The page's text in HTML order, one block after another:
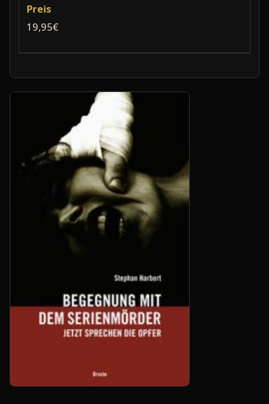
Preis
19,95€